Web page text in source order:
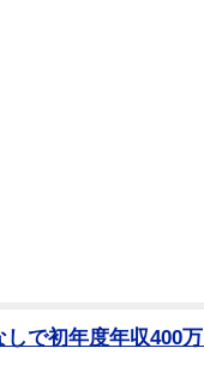
で初年度年収400万